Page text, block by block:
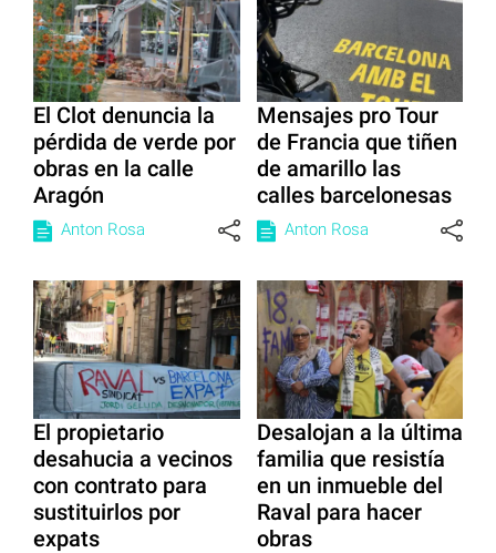
El Clot denuncia la
pérdida de verde por
obras en la calle
Aragón
Anton Rosa
Mensajes pro Tour
de Francia que tiñen
de amarillo las
calles barcelonesas
Anton Rosa
El propietario
desahucia a vecinos
con contrato para
sustituirlos por
expats
Desalojan a la última
familia que resistía
en un inmueble del
Raval para hacer
obras